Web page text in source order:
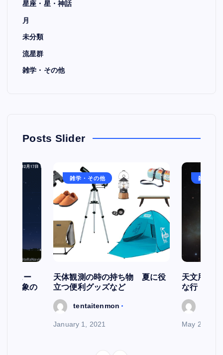
星座・星・神話
月
未分類
流星群
雑学・その他
Posts Slider
ジュー
文現象の
雑学・その他
天体観測の時の持ち物 夏に役
立つ便利グッズなど
tentaitenmon
January 1, 2021
雑学・そ
天文用語
な行
May 29,